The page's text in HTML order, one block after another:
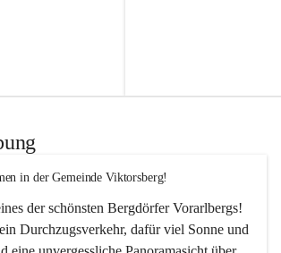
in der Gemeinde Viktorsberg!
der schönsten Bergdörfer Vorarlbergs!
Durchzugsverkehr, dafür viel Sonne und